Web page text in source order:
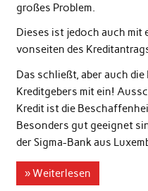
großes Problem.
Dieses ist jedoch auch mit
vonseiten des
Das schließt, aber auch
Kreditgebers mit ein!
Kredit ist die
Besonders gut geeignet
der Sigma-Bank aus
» Weiterlesen